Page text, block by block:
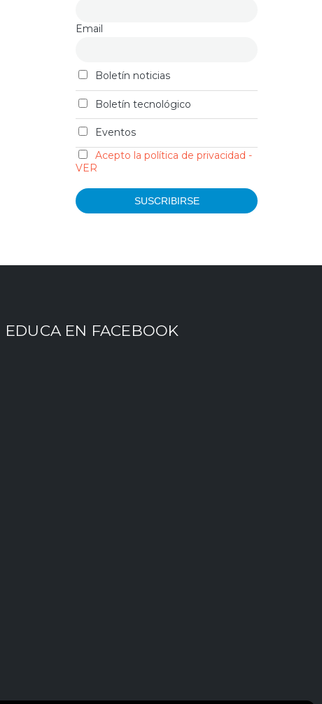
Email
Boletín noticias
Boletín tecnológico
Eventos
Acepto la política de privacidad -
VER
EDUCA EN FACEBOOK